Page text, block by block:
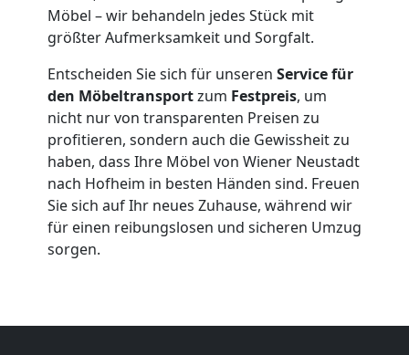
Möbel – wir behandeln jedes Stück mit
größter Aufmerksamkeit und Sorgfalt.
Entscheiden Sie sich für unseren Service für
den Möbeltransportzum Festpreis, um
nicht nur von transparenten Preisen zu
profitieren, sondern auch die Gewissheit zu
haben, dass Ihre Möbel von Wiener Neustadt
nach Hofheim in besten Händen sind. Freuen
Sie sich auf Ihr neues Zuhause, während wir
für einen reibungslosen und sicheren Umzug
sorgen.
Expressumzug
Wiener
Neustadt
Tragehilfe
Wiener